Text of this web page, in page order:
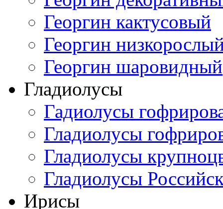
Георгин кактусовый
Георгин
Георгин шаровидный
Гладиолусы
Гадиолусы
Гладиолусы
Гладиолусы
Гладиолусы
Ирисы